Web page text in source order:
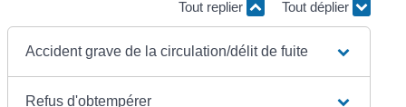
Tout replier Tout déplier
Accident grave de la circulation/délit de fuite
Refus d'obtempérer